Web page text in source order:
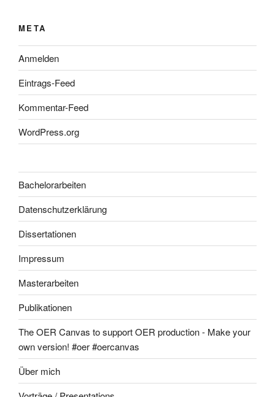
META
Anmelden
Eintrags-Feed
Kommentar-Feed
WordPress.org
Bachelorarbeiten
Datenschutzerklärung
Dissertationen
Impressum
Masterarbeiten
Publikationen
The OER Canvas to support OER production - Make your
own version! #oer #oercanvas
Über mich